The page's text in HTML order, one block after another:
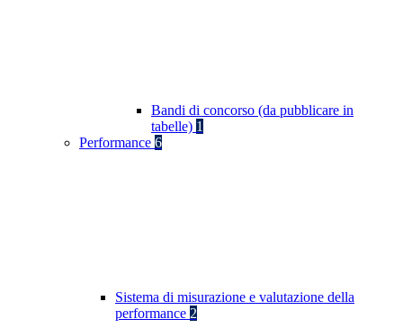
Bandi di concorso (da pubblicare in
tabelle) 1
Performance 6
Sistema di misurazione e valutazione della
performance 2